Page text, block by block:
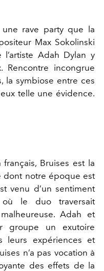
rave party que la
Max Sokolinski
Adah Dylan y
Rencontre incongrue
la symbiose entre ces
telle une évidence.
Bruises est la
dont notre époque est
venu d’un sentiment
le duo traversait
Adah et
groupe un exutoire
leurs expériences et
n’a pas vocation à
des effets de la